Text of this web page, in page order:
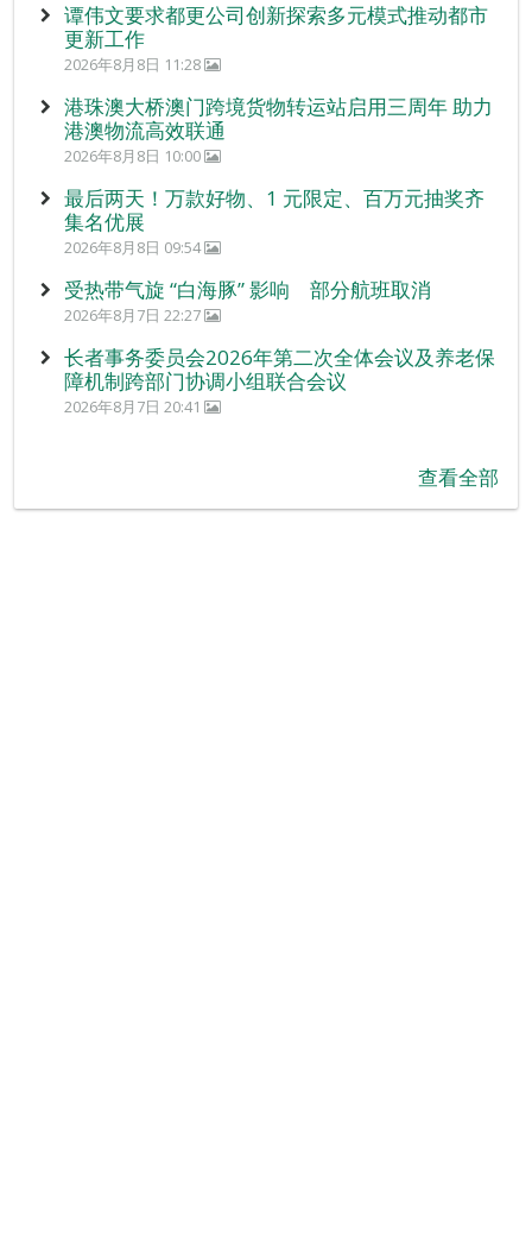
谭伟文要求都更公司创新探索多元模式推动都市
更新工作
2026年8月8日 11:28
港珠澳大桥澳门跨境货物转运站启用三周年 助力
港澳物流高效联通
2026年8月8日 10:00
最后两天！万款好物、1 元限定、百万元抽奖齐
集名优展
2026年8月8日 09:54
受热带气旋 “白海豚” 影响 部分航班取消
2026年8月7日 22:27
长者事务委员会2026年第二次全体会议及养老保
障机制跨部门协调小组联合会议
2026年8月7日 20:41
查看全部